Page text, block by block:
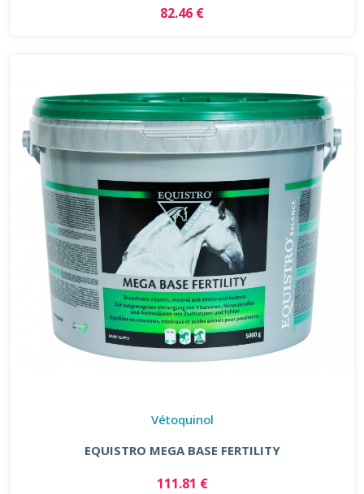
82.46 €
Vétoquinol
EQUISTRO MEGA BASE FERTILITY
111.81 €